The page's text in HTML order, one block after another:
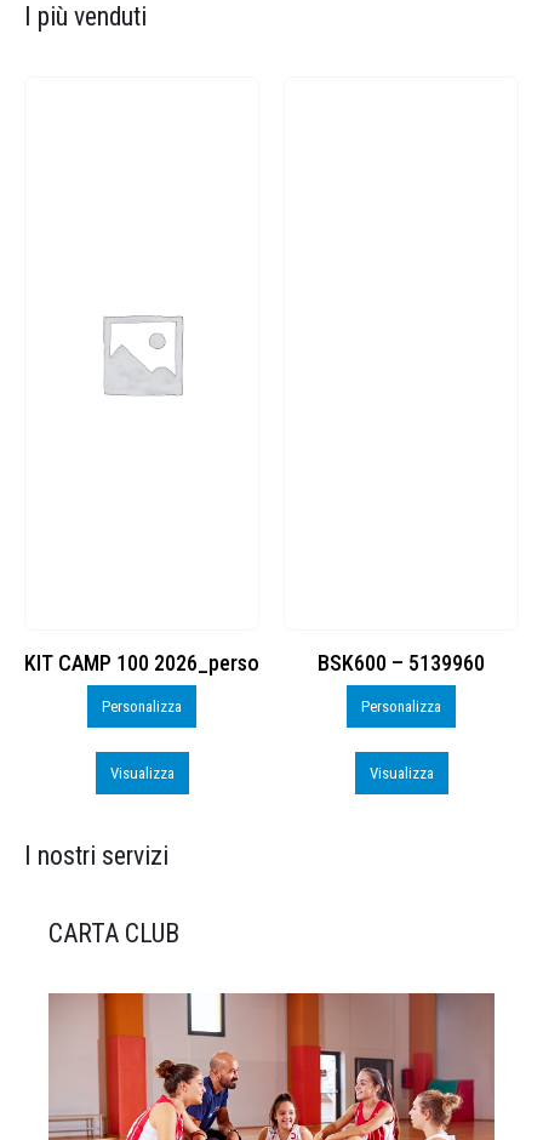
I più venduti
KIT CAMP 100 2026_perso
Personalizza
Visualizza
BSK600 – 5139960
Personalizza
Visualizza
I nostri servizi
CARTA CLUB